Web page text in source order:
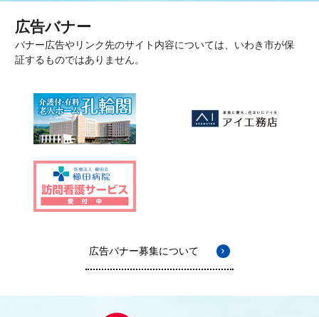
7月24日
いわき市敬老事業における記念品調達業務委託に係る
公募型プロポーザルの審査結果について
広告バナー
バナー広告やリンク先のサイト内容については、いわき市が保
証するものではありません。
広告バナー募集について